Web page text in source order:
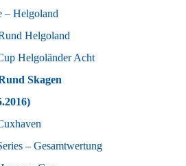
– Helgoland
Helgoland
Helgoländer Acht
Skagen
– Gesamtwertung